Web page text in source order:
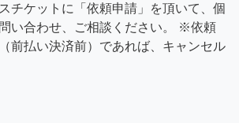
チケットに「依頼申請」を頂いて、個
い合わせ、ご相談ください。 ※依頼
前払い決済前）であれば、キャンセル